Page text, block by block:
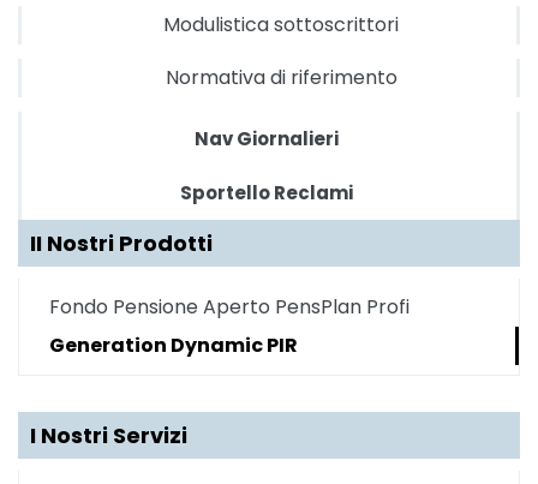
Modulistica sottoscrittori
Normativa di riferimento
Nav Giornalieri
Sportello Reclami
II Nostri Prodotti
Fondo Pensione Aperto PensPlan Profi
Generation Dynamic PIR
I Nostri Servizi